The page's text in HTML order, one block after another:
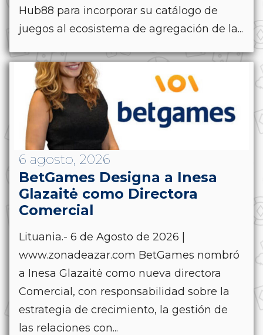
Hub88 para incorporar su catálogo de
juegos al ecosistema de agregación de la...
6 agosto, 2026
BetGames Designa a Inesa
Glazaitė como Directora
Comercial
Lituania.- 6 de Agosto de 2026 |
www.zonadeazar.com BetGames nombró
a Inesa Glazaitė como nueva directora
Comercial, con responsabilidad sobre la
estrategia de crecimiento, la gestión de
las relaciones con...